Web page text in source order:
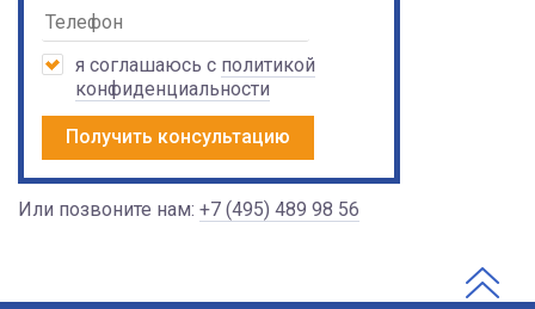
я соглашаюсь с политикой
конфиденциальности
Получить консультацию
Или позвоните нам: +7 (495) 489 98 56